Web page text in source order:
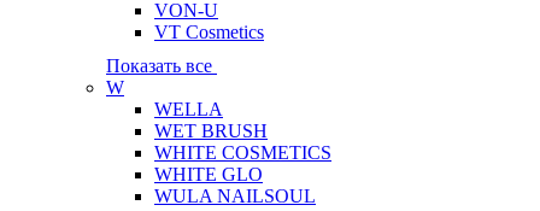
VON-U
VT Cosmetics
Показать все
W
WELLA
WET BRUSH
WHITE COSMETICS
WHITE GLO
WULA NAILSOUL